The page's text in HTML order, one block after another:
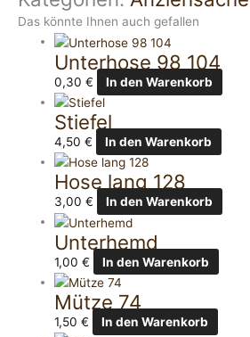
Das könnte Ihnen auch gefallen
Unterhose 98 104
0,30€ In den Warenkorb
Stiefel
4,50€ In den Warenkorb
Hose lang 128
3,00€ In den Warenkorb
Unterhemd
1,00€ In den Warenkorb
Mütze 74
1,50€ In den Warenkorb